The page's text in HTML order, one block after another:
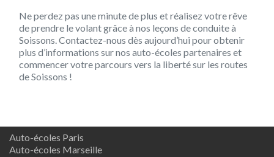
Ne perdez pas une minute de plus et réalisez votre rêve
de prendre le volant grâce à nos leçons de conduite à
Soissons. Contactez-nous dès aujourd’hui pour obtenir
plus d’informations sur nos auto-écoles partenaires et
commencer votre parcours vers la liberté sur les routes
de Soissons !
Auto-écoles Paris
Auto-écoles Marseille